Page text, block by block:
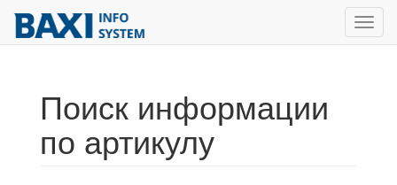
Поиск информации
по артикулу